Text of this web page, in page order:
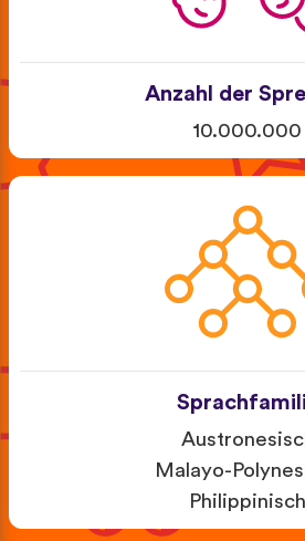
Anzahl der
10.000.000
Malayo-
Philippinisch